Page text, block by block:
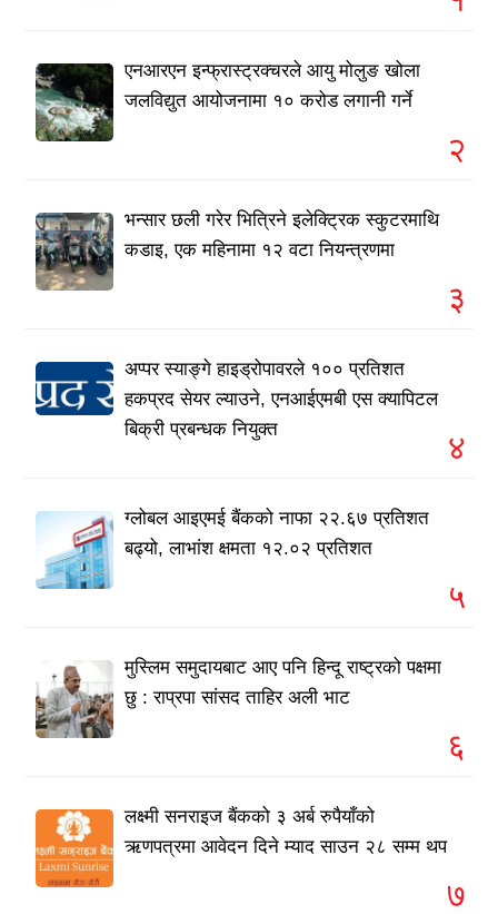
एनआरएन इन्फ्रास्ट्रक्चरले आयु मोलुङ खोला
जलविद्युत आयोजनामा १० करोड लगानी गर्ने
२
भन्सार छली गरेर भित्रिने इलेक्ट्रिक स्कुटरमाथि
कडाइ, एक महिनामा १२ वटा नियन्त्रणमा
३
अप्पर स्याङ्गे हाइड्रोपावरले १०० प्रतिशत
हकप्रद सेयर ल्याउने, एनआईएमबी एस क्यापिटल
बिक्री प्रबन्धक नियुक्त
४
ग्लोबल आइएमई बैंकको नाफा २२.६७ प्रतिशत
बढ्यो, लाभांश क्षमता १२.०२ प्रतिशत
५
मुस्लिम समुदायबाट आए पनि हिन्दू राष्ट्रको पक्षमा
छु : राप्रपा सांसद ताहिर अली भाट
६
लक्ष्मी सनराइज बैंकको ३ अर्ब रुपैयाँको
ऋणपत्रमा आवेदन दिने म्याद साउन २८ सम्म थप
७